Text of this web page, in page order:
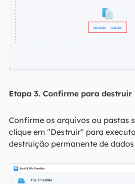
Etapa 3. Confirme para destruir
Confirme os arquivos ou pastas
clique em "Destruir" para
destruição permanente de